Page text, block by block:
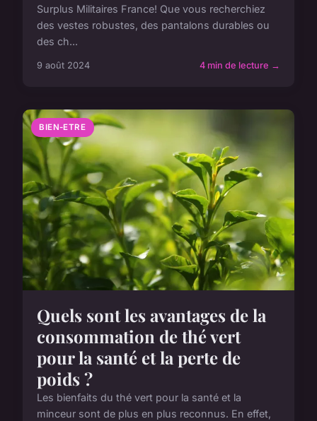
Surplus Militaires France! Que vous recherchiez
des vestes robustes, des pantalons durables ou
des ch...
9 août 2024 4 min de lecture →
BIEN-ETRE
Quels sont les avantages de la
consommation de thé vert
pour la santé et la perte de
poids ?
Les bienfaits du thé vert pour la santé et la
minceur sont de plus en plus reconnus. En effet,